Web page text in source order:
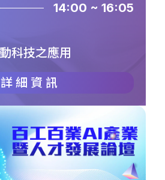
14:00 ~ 16:05
科技之應用
詳細資訊